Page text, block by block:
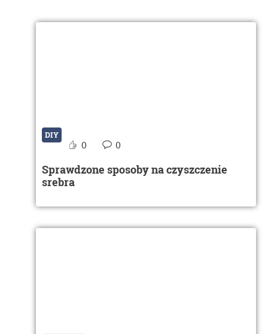
DIY
0 0
Sprawdzone sposoby na czyszczenie
srebra